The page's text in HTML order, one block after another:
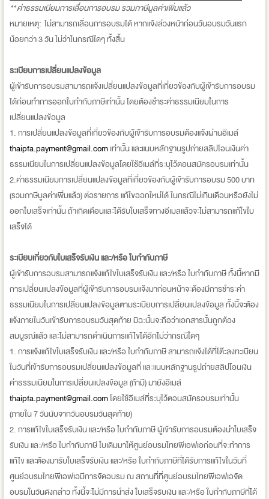
**ค่าธรรมเนียมการเลื่อนการอบรม รวมภาษีมูลค่าเพิ่มแล้ว
หมายเหตุ: ไม่สามารถเลื่อนการอบรมได้ หากแจ้งล่วงหน้าก่อนวันอบรมวันแรก
น้อยกว่า 3 วัน ไม่ว่าในกรณีใดๆ ทั้งสิ้น
ระเบียบการเปลี่ยนแปลงข้อมูล
ผู้เข้ารับการอบรมสามารถแจ้งเปลี่ยนแปลงข้อมูลที่เกี่ยวข้องกับผู้เข้ารับการอบรม
ได้ก่อนทำการออกใบกำกับภาษีเท่านั้น โดยต้องชำระค่าธรรมเนียมในการ
เปลี่ยนแปลงข้อมูล
1. การเปลี่ยนแปลงข้อมูลที่เกี่ยวข้องกับผู้เข้ารับการอบรมต้องแจ้งผ่านอีเมล์
thaipfa.payment@gmail.comเท่านั้น และแนบหลักฐานรูปถ่ายสลิปโอนเงินค่า
ธรรมเนียมในการเปลี่ยนแปลงข้อมูลโดยใช้อีเมล์ที่ระบุไว้ตอนสมัครอบรมเท่านั้น
2.ค่าธรรมเนียมการเปลี่ยนแปลงข้อมูลที่เกี่ยวข้องกับผู้เข้ารับการอบรม 500 บาท
(รวมภาษีมูลค่าเพิ่มแล้ว) ต่อรายการ แก้ใขออกใหม่ได้ ในกรณีไม่เกินเดือนหรือยังไม่
ออกใบเสร็จเท่านั้น ถ้าเกิดเดือนและได้รับใบเสร็จทางอีเมลแล้วจะไม่สามารถแก้ใขใบ
เสร็จได้
ระเบียบเกี่ยวกับใบเสร็จรับเงิน และ/หรือ ใบกำกับภาษี
ผู้เข้ารับการอบรมสามารถแจ้งแก้ไขใบเสร็จรับเงิน และ/หรือ ใบกำกับภาษี ทั้งนี้หากมี
การเปลี่ยนแปลงข้อมูลที่ผู้เข้ารับการอบรมแจ้งมาก่อนหน้าจะต้องมีการชำระค่า
ธรรมเนียมในการเปลี่ยนแปลงข้อมูลตามระเบียบการเปลี่ยนแปลงข้อมูล ทั้งนี้จะต้อง
แจ้งภายในวันเข้ารับการอบรมวันสุดท้าย มิฉะนั้นจะถือว่าเอกสารนั้นถูกต้อง
สมบูรณ์แล้ว และไม่สามารถดำเนินการแก้ไขได้อีกไม่ว่ากรณีใดๆ
1. การแจ้งแก้ไขใบเสร็จรับเงิน และ/หรือ ใบกำกับภาษี สามารถแจ้งได้ที่โต๊ะลงทะเบียน
ในวันที่เข้ารับการอบรมเปลี่ยนแปลงข้อมูลที่ และแนบหลักฐานรูปถ่ายสลิปโอนเงิน
ค่าธรรมเนียมในการเปลี่ยนแปลงข้อมูล (ถ้ามี) มายังอีเมล์
thaipfa.payment@gmail.comโดยใช้อีเมล์ที่ระบุไว้ตอนสมัครอบรมเท่านั้น
(ภายใน 7 วันนับจากวันอบรมวันสุดท้าย)
2. การแก้ไขใบเสร็จรับเงิน และ/หรือ ใบกำกับภาษี ผู้เข้ารับการอบรมต้องนำใบเสร็จ
รับเงิน และ/หรือ ใบกำกับภาษี ใบเดิมมาให้ศูนย์อบรมไทยพีเอฟเอก่อนที่จะทำการ
แก้ไข และต้องมารับใบเสร็จรับเงิน และ/หรือ ใบกำกับภาษีที่ได้รับการแก้ไขในวันที่
ศูนย์อบรมไทยพีเอฟเอมีการจัดอบรม ณ สถานที่ที่ศูนย์อบรมไทยพีเอฟเอจัด
อบรมในวันดังกล่าว ทั้งนี้จะไม่มีการนำส่ง ใบเสร็จรับเงิน และ/หรือ ใบกำกับภาษีที่ได้